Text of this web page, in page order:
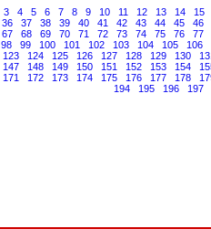
3 4 5 6 7 8 9 10 11 12 13 14
15
36 37 38 39 40 41 42 43 44 45
46
67 68 69 70 71 72 73 74 75 76
77
98 99 100 101 102 103 104 105
106
123 124 125 126 127 128 129 130
147 148 149 150 151 152 153 154
171 172 173 174 175 176 177 178
194
195 196 197